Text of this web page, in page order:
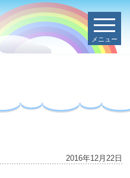
メニュー
2016年12月22日